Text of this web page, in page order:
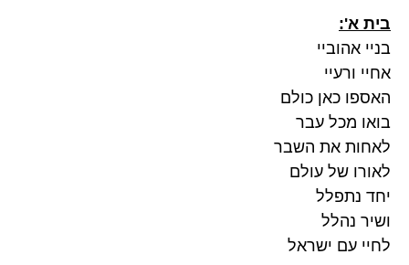
בית א':
בניי אהוביי
אחיי ורעיי
האספו כאן כולם
בואו מכל עבר
לאחות את השבר
לאורו של עולם
יחד נתפלל
ושיר נהלל
לחיי עם ישראל